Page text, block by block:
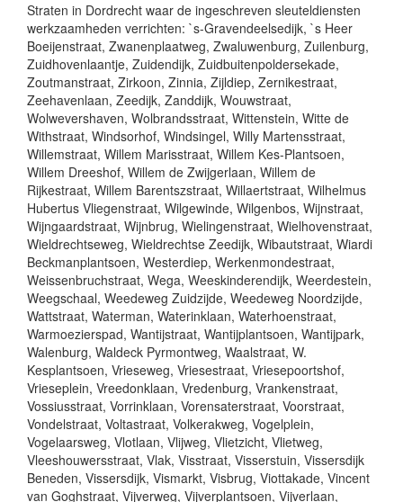
Straten in Dordrecht waar de ingeschreven sleuteldiensten
werkzaamheden verrichten: `s-Gravendeelsedijk, `s Heer
Boeijenstraat, Zwanenplaatweg, Zwaluwenburg, Zuilenburg,
Zuidhovenlaantje, Zuidendijk, Zuidbuitenpoldersekade,
Zoutmanstraat, Zirkoon, Zinnia, Zijldiep, Zernikestraat,
Zeehavenlaan, Zeedijk, Zanddijk, Wouwstraat,
Wolwevershaven, Wolbrandsstraat, Wittenstein, Witte de
Withstraat, Windsorhof, Windsingel, Willy Martensstraat,
Willemstraat, Willem Marisstraat, Willem Kes-Plantsoen,
Willem Dreeshof, Willem de Zwijgerlaan, Willem de
Rijkestraat, Willem Barentszstraat, Willaertstraat, Wilhelmus
Hubertus Vliegenstraat, Wilgewinde, Wilgenbos, Wijnstraat,
Wijngaardstraat, Wijnbrug, Wielingenstraat, Wielhovenstraat,
Wieldrechtseweg, Wieldrechtse Zeedijk, Wibautstraat, Wiardi
Beckmanplantsoen, Westerdiep, Werkenmondestraat,
Weissenbruchstraat, Wega, Weeskinderendijk, Weerdestein,
Weegschaal, Weedeweg Zuidzijde, Weedeweg Noordzijde,
Wattstraat, Waterman, Waterinklaan, Waterhoenstraat,
Warmoezierspad, Wantijstraat, Wantijplantsoen, Wantijpark,
Walenburg, Waldeck Pyrmontweg, Waalstraat, W.
Kesplantsoen, Vrieseweg, Vriesestraat, Vriesepoortshof,
Vrieseplein, Vreedonklaan, Vredenburg, Vrankenstraat,
Vossiusstraat, Vorrinklaan, Vorensaterstraat, Voorstraat,
Vondelstraat, Voltastraat, Volkerakweg, Vogelplein,
Vogelaarsweg, Vlotlaan, Vlijweg, Vlietzicht, Vlietweg,
Vleeshouwersstraat, Vlak, Visstraat, Visserstuin, Vissersdijk
Beneden, Vissersdijk, Vismarkt, Visbrug, Viottakade, Vincent
van Goghstraat, Vijverweg, Vijverplantsoen, Vijverlaan,